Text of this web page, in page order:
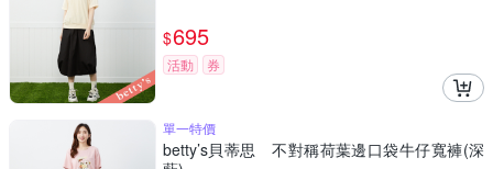
$695
活動 券
單一特價
betty’s貝蒂思 不對稱荷葉邊口袋牛仔寬褲(深